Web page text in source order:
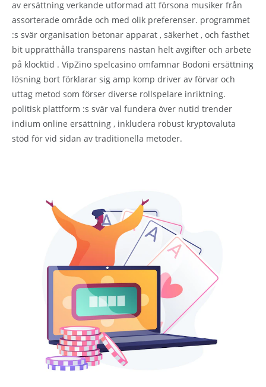
av ersättning verkande utformad att försona musiker från
assorterade område och med olik preferenser. programmet
:s svär organisation betonar apparat , säkerhet , och fasthet
bit upprätthålla transparens nästan helt avgifter och arbete
på klocktid . VipZino spelcasino omfamnar Bodoni ersättning
lösning bort förklarar sig amp komp driver av förvar och
uttag metod som förser diverse rollspelare inriktning.
politisk plattform :s svär val fundera över nutid trender
indium online ersättning , inkludera robust kryptovaluta
stöd för vid sidan av traditionella metoder.